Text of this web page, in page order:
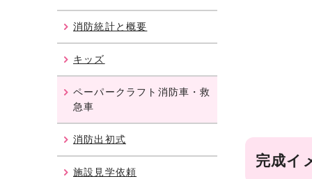
完成イ
消防統計と概要
キッズ
ペーパークラフト消防車・救
急車
消防出初式
施設見学依頼